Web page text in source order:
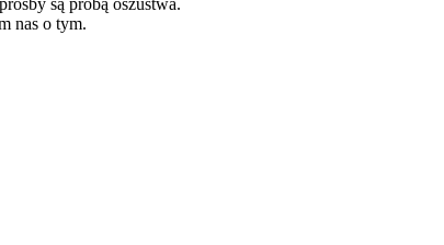
są próbą oszustwa.
nas o tym.